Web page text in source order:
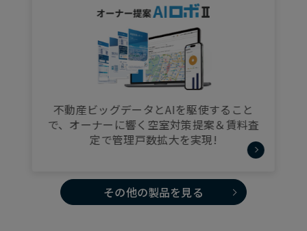
不動産ビッグデータとAIを駆使すること
で、オーナーに響く空室対策提案＆賃料査
定で管理戸数拡大を実現!
その他の製品を見る